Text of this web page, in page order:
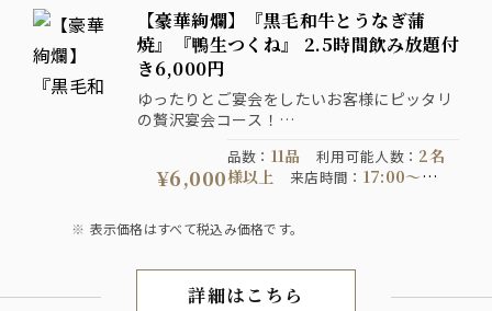
供時間：120分制
コース開催期
間：2026-07-06以降
注意事
格は全て税込価格です。
【豪華絢爛】『黒毛和牛とうなぎ蒲
焼』『鴨生つくね』 2.5時間飲み放題付
き6,000円
ゆったりとご宴会をしたいお客様にピッタリ
の贅沢宴会コース！
焼』と『鴨生つくね』『濃厚鴨出汁せいろ蕎
麦』を堪能する『料理11品』の宴！ゆったり
¥6,000
品数 ： 11品 利用可能人数： 2名
様以上
来店時間 ： 17:00〜
までにご予約ください
供時間：150分制
価格は全て税込価格です。
表示価格はすべて税込み価格です。
宴会
詳細はこちら